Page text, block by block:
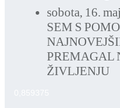
sobota, 16.
SEM S
PREMAGAL
ŽIVLJENJU